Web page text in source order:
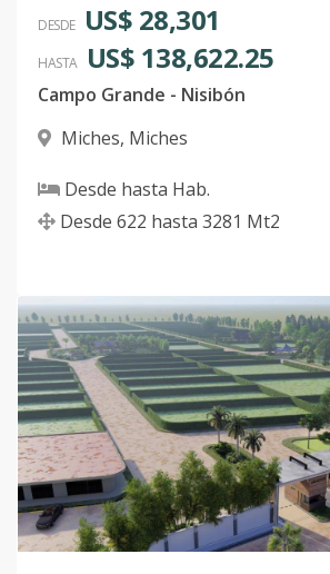
DESDE US$ 28,301
HASTA US$ 138,622.25
Campo Grande - Nisibón
Miches, Miches
Desde hasta Hab.
Desde 622 hasta 3281 Mt2